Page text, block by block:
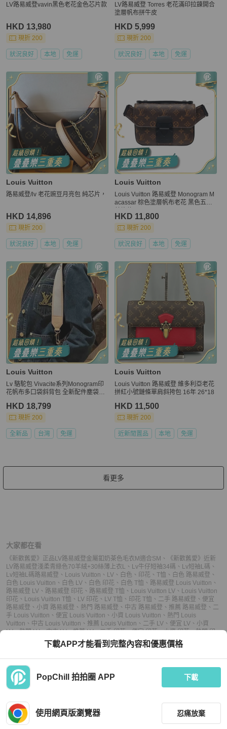
LV路易威登vavin黑色老花金色芯片款
HKD 13,980
現折 200
狀況良好 本地 免運
LV路易威登 Torres 老花滿印拉鍊開合
塗層帆布拼牛皮
HKD 5,999
現折 200
狀況良好 本地 免運
Louis Vuitton
路易威登/lv 老花豌豆月亮包 純芯片，
HKD 14,896
現折 200
狀況良好 本地 免運
Louis Vuitton
Louis Vuitton 路易威登 Monogram M
acassar 棕色塗層帆布老花 黑色五金
HKD 11,800
現折 200
狀況良好 本地 免運
Louis Vuitton
Lv 駱駝包 Vivacite系列Monogram印
花帆布多口袋斜背包 全新配件塵袋盒
HKD 18,799
現折 200
全新品 台灣 免運
Louis Vuitton
Louis Vuitton 路易威登 維多利亞老花
拼紅小號鏈條單肩斜挎包 16年 26*18
HKD 11,500
現折 200
近新閒置品 本地 免運
看更多
大家都在看
《新歡舊愛》正品LV路易威登金屬釦奶茶色毛衣M適合SM 、
《新歡舊愛》近新
LV路易威登淺柔青綠色70羊絨+30絲薄上衣L
、 Lv牛仔短袖34碼 、 Lv短袖L碼 、
Lv短袖L碼路易威登 、 Louis Vuitton 、 LV 、 白色 、 印花 、 T恤 、 白色 路易威登 、
白色 Louis Vuitton 、 白色 LV 、 白色 印花 、 白色 T恤 、 路易威登 Louis Vuitton 、
路易威登 LV 、 路易威登 印花 、 路易威登 T恤 、 Louis Vuitton LV 、 Louis Vuitton
印花 、 Louis Vuitton T恤 、 LV 印花 、 LV T恤 、 印花 T恤 、 二手 路易威登 、 便宜
路易威登 、 小資 路易威登 、 熱門 路易威登 、 中古 路易威登 、 推薦 路易威登 、 二
手 Louis Vuitton 、 便宜 Louis Vuitton 、 小資 Louis Vuitton 、 熱門 Louis
Vuitton 、 中古 Louis Vuitton 、 推薦 Louis Vuitton 、 二手 LV 、 便宜 LV 、 小資
LV、熱門 LV、中古 LV、推薦 LV、二手 印花、便宜 印花、小資 印花、熱門 印
、推薦 印花、 二手 T恤、便宜 T恤 、小資 T恤、熱門 T恤
下載APP才能看到完整內容和優惠價格
PopChill 拍拍圈 APP 下載
使用網頁版瀏覽器 忍痛放棄